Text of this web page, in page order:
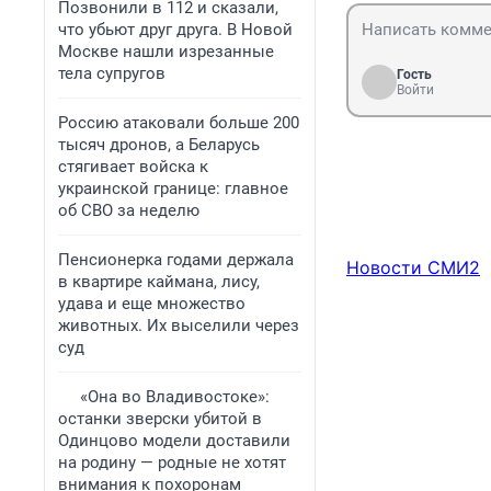
Позвонили в 112 и сказали,
что убьют друг друга. В Новой
Москве нашли изрезанные
тела супругов
Россию атаковали больше 200
тысяч дронов, а Беларусь
стягивает войска к
украинской границе: главное
об СВО за неделю
Пенсионерка годами держала
в квартире каймана, лису,
удава и еще множество
животных. Их выселили через
суд
«Она во Владивостоке»:
останки зверски убитой в
Одинцово модели доставили
на родину — родные не хотят
внимания к похоронам
Гость
Войти
Новости СМИ2